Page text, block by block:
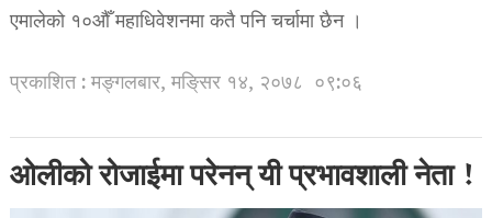
एमालेको १०औँ महाधिवेशनमा कतै पनि चर्चामा छैन ।
प्रकाशित : मङ्गलबार, मङि्सर १४, २०७८ ०९:०६
ओलीको रोजाईमा परेनन् यी प्रभावशाली नेता !